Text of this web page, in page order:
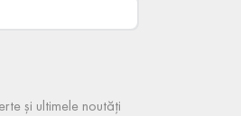
și ultimele noutăți